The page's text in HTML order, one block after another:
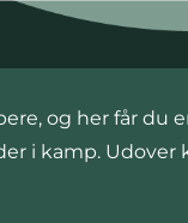
og her får du
i kamp. Udover